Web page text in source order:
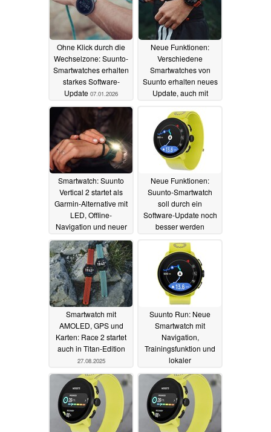
Ohne Klick durch die
Wechselzone: Suunto-
Smartwatches erhalten
starkes Software-
Update 07.01.2026
Neue Funktionen:
Verschiedene
Smartwatches von
Suunto erhalten neues
Update, auch mit
Laufeffizienz13.11.2025
Smartwatch: Suunto
Vertical 2 startet als
Garmin-Alternative mit
LED, Offline-
Navigation und neuer
Sensorik30.09.2025
Neue Funktionen:
Suunto-Smartwatch
soll durch ein
Software-Update noch
besser werden
Smartwatch mit
AMOLED, GPS und
Karten: Race 2 startet
auch in Titan-Edition
27.08.2025
Suunto Run: Neue
Smartwatch mit
Navigation,
Trainingsfunktion und
lokaler
Musikwiedergabe
startet für 249 Euro
13.05.2025